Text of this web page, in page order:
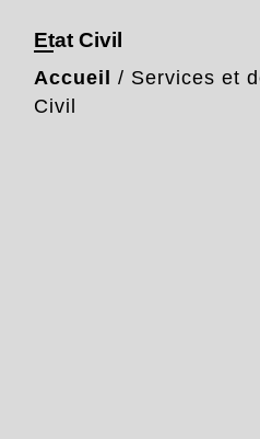
Etat Civil
Accueil / Services et
Civil